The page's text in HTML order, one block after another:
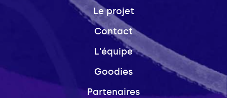
Le projet
Contact
L'équipe
Goodies
Partenaires